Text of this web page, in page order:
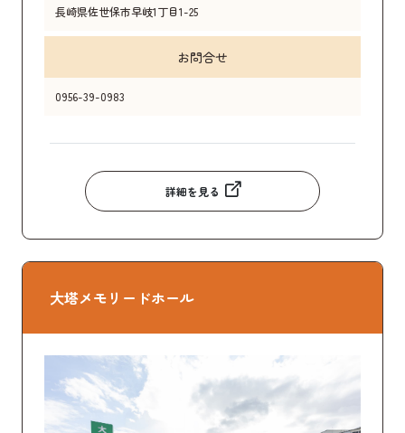
長崎県佐世保市早岐1丁目1-25
お問合せ
0956-39-0983
詳細を見る
大塔メモリードホール